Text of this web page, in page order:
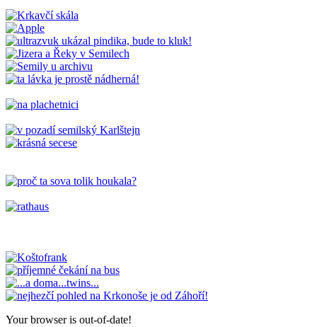
Your browser is out-of-date!